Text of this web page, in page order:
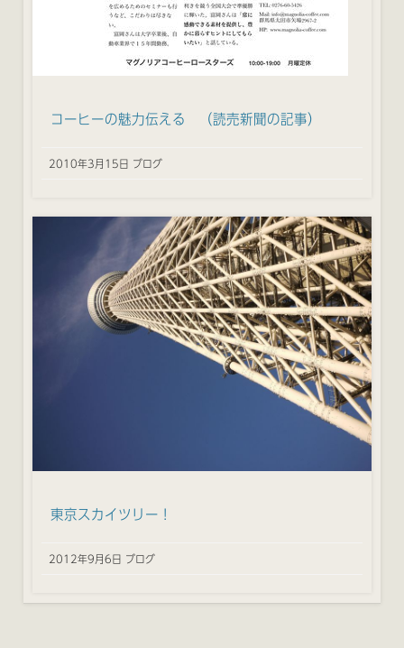
コーヒーの魅力伝える （読売新聞の記事）
2010年3月15日 ブログ
東京スカイツリー！
2012年9月6日 ブログ